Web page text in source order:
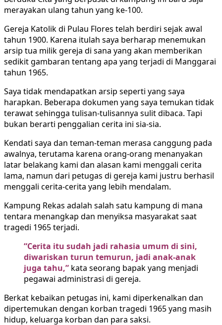
merayakan ulang tahun yang ke-100.
Gereja Katolik di Pulau Flores telah berdiri sejak awal
tahun 1900. Karena itulah saya berharap menemukan
arsip tua milik gereja di sana yang akan memberikan
sedikit gambaran tentang apa yang terjadi di Manggarai
tahun 1965.
Saya tidak mendapatkan arsip seperti yang saya
harapkan. Beberapa dokumen yang saya temukan tidak
terawat sehingga tulisan-tulisannya sulit dibaca. Tapi
bukan berarti penggalian cerita ini sia-sia.
Kendati saya dan teman-teman merasa canggung pada
awalnya, terutama karena orang-orang menanyakan
latar belakang kami dan alasan kami menggali cerita
lama, namun dari petugas di gereja kami justru berhasil
menggali cerita-cerita yang lebih mendalam.
Kampung Rekas adalah salah satu kampung di mana
tentara menangkap dan menyiksa masyarakat saat
tragedi 1965 terjadi.
“Cerita itu sudah jadi rahasia umum di sini,
diwariskan turun temurun, jadi anak-anak
juga tahu,” kata seorang bapak yang menjadi
pegawai administrasi di gereja.
Berkat kebaikan petugas ini, kami diperkenalkan dan
dipertemukan dengan korban tragedi 1965 yang masih
hidup, keluarga korban dan para saksi.